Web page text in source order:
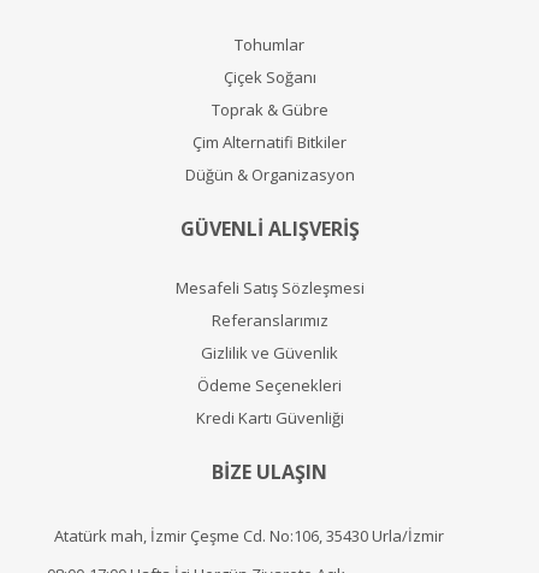
Tohumlar
Çiçek Soğanı
Toprak & Gübre
Çim Alternatifi Bitkiler
Düğün & Organizasyon
GÜVENLİ ALIŞVERİŞ
Mesafeli Satış Sözleşmesi
Referanslarımız
Gizlilik ve Güvenlik
Ödeme Seçenekleri
Kredi Kartı Güvenliği
BİZE ULAŞIN
Atatürk mah, İzmir Çeşme Cd. No:106, 35430 Urla/İzmir